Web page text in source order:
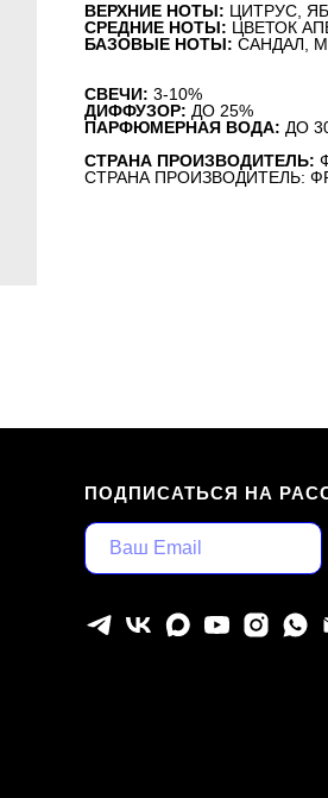
ВЕРХНИЕ НОТЫ: ЦИТРУС,
СРЕДНИЕ НОТЫ: ЦВЕТОК
БАЗОВЫЕ НОТЫ: САНДАЛ,
СВЕЧИ: 3-10%
ДИФФУЗОР: ДО 25%
ПАРФЮМЕРНАЯ ВОДА: ДО
СТРАНА ПРОИЗВОДИТЕЛЬ:
СТРАНА ПРОИЗВОДИТЕЛЬ:
ПОДПИСАТЬСЯ НА